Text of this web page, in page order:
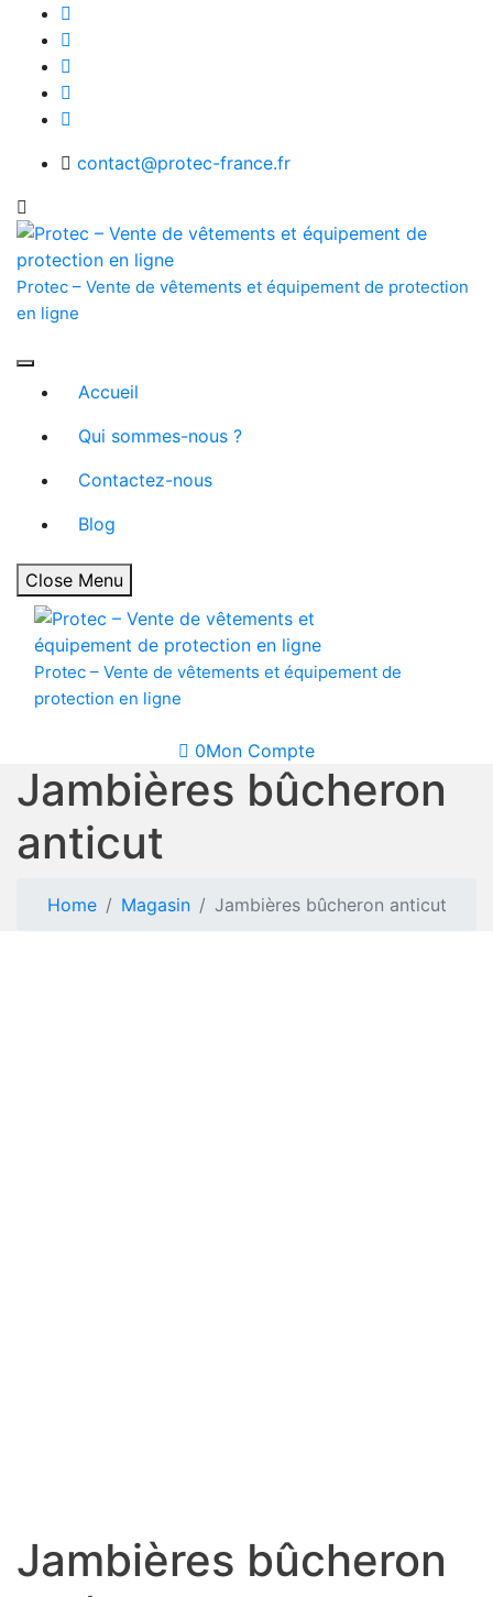
content
contact@protec-france.fr
Protec – Vente de vêtements et équipement de protection
en ligne
Accueil
Qui sommes-nous ?
Contactez-nous
Blog
Close Menu
Protec – Vente de vêtements et équipement de
protection en ligne
0Mon Compte
Jambières bûcheron
anticut
Home Magasin Jambières bûcheron anticut
Jambières bûcheron